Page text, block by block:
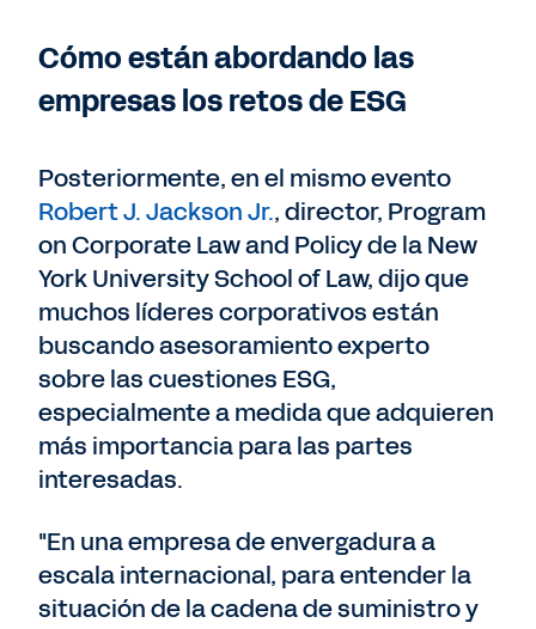
Cómo están abordando las
empresas los retos de ESG
Posteriormente, en el mismo evento
Robert J. Jackson Jr., director, Program
on Corporate Law and Policy de la New
York University School of Law, dijo que
muchos líderes corporativos están
buscando asesoramiento experto
sobre las cuestiones ESG,
especialmente a medida que adquieren
más importancia para las partes
interesadas.
"En una empresa de envergadura a
escala internacional, para entender la
situación de la cadena de suministro y